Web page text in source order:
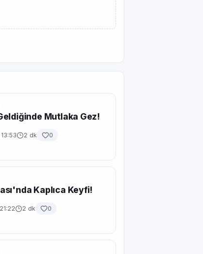
Mutlaka Gez!
2 dk 0
Kaplıca Keyfi!
2 dk 0